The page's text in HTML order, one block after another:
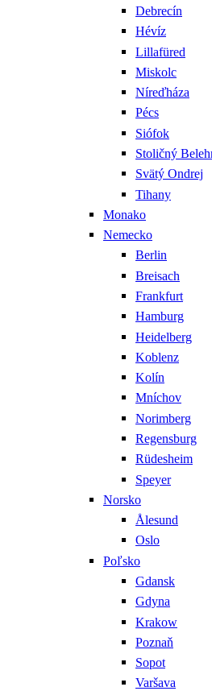
Debrecín
Hévíz
Lillafüred
Miskolc
Níreďháza
Pécs
Siófok
Stoličný
Svätý Ondrej
Tihany
Monako
Nemecko
Berlin
Breisach
Frankfurt
Hamburg
Heidelberg
Koblenz
Kolín
Mníchov
Norimberg
Regensburg
Rüdesheim
Speyer
Norsko
Ålesund
Oslo
Poľsko
Gdansk
Gdyna
Krakow
Poznaň
Sopot
Varšava